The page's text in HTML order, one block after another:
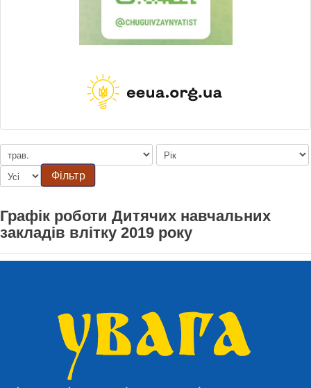
Фільтр
Графік роботи Дитячих навчальних
закладів влітку 2019 року